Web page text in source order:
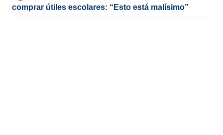
comprar útiles escolares: “Esto está malísimo”